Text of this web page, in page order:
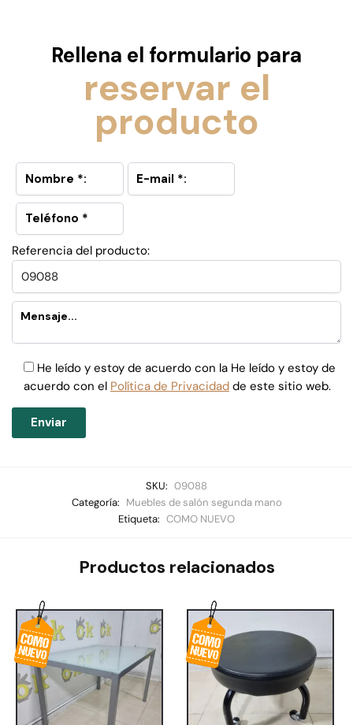
Rellena el formulario para
reservar el
producto
Referencia del producto:
He leído y estoy de acuerdo con la He leído y estoy de
acuerdo con el Política de Privacidad de este sitio web.
SKU: 09088
Categoría: Muebles de salón segunda mano
Etiqueta: COMO NUEVO
Productos relacionados